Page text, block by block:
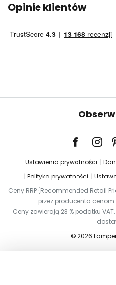
Opinie klientów
Ustawienia prywatności
Polityka prywatności
Ceny RRP (Recommended Retail
przez producenta
Ceny zawierają 23 % podatku
© 2026